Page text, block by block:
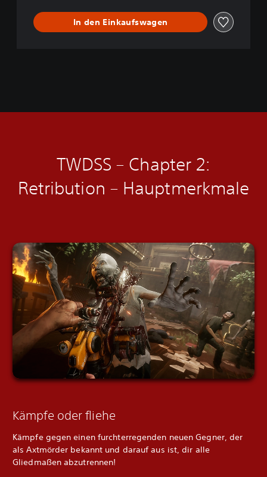
In den Einkaufswagen
TWDSS – Chapter 2:
Retribution – Hauptmerkmale
Kämpfe oder fliehe
Kämpfe gegen einen furchterregenden neuen Gegner, der
als Axtmörder bekannt und darauf aus ist, dir alle
Gliedmaßen abzutrennen!